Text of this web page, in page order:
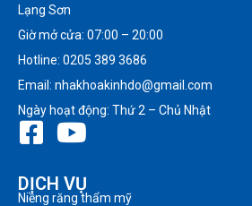
Lạng Sơn
Giờ mở cửa: 07:00 – 20:00
Hotline: 0205 389 3686
Email: nhakhoakinhdo@gmail.com
Ngày hoạt động: Thứ 2 – Chủ Nhật
DỊCH VỤ
Niềng răng thẩm mỹ